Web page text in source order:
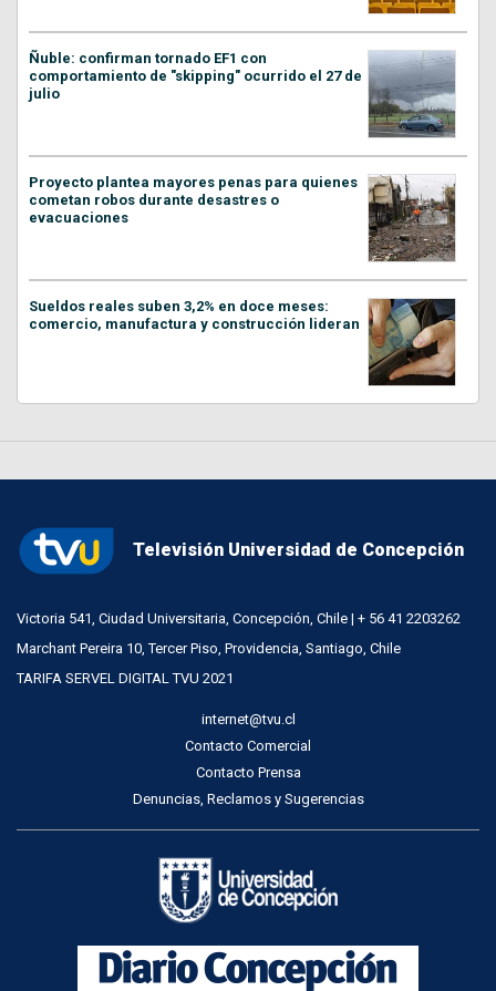
Ñuble: confirman tornado EF1 con
comportamiento de "skipping" ocurrido el 27 de
julio
Proyecto plantea mayores penas para quienes
cometan robos durante desastres o
evacuaciones
Sueldos reales suben 3,2% en doce meses:
comercio, manufactura y construcción lideran
Televisión Universidad de Concepción
Victoria 541, Ciudad Universitaria, Concepción, Chile | + 56 41 2203262
Marchant Pereira 10, Tercer Piso, Providencia, Santiago, Chile
TARIFA SERVEL DIGITAL TVU 2021
internet@tvu.cl
Contacto Comercial
Contacto Prensa
Denuncias, Reclamos y Sugerencias